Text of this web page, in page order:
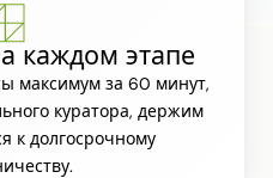
каждом этапе
максимум за 60 минут,
куратора, держим
к долгосрочному